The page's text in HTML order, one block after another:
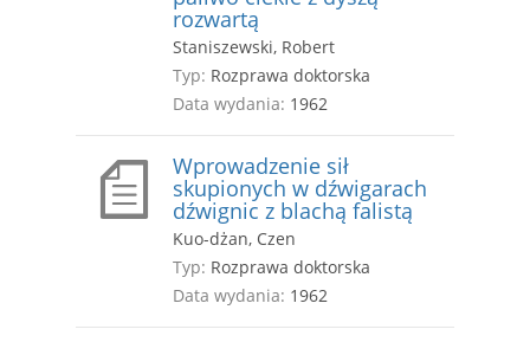
rozwartą
Staniszewski, Robert
Typ: Rozprawa doktorska
Data wydania: 1962
Wprowadzenie sił
skupionych w dźwigarach
dźwignic z blachą falistą
Kuo-dżan, Czen
Typ: Rozprawa doktorska
Data wydania: 1962